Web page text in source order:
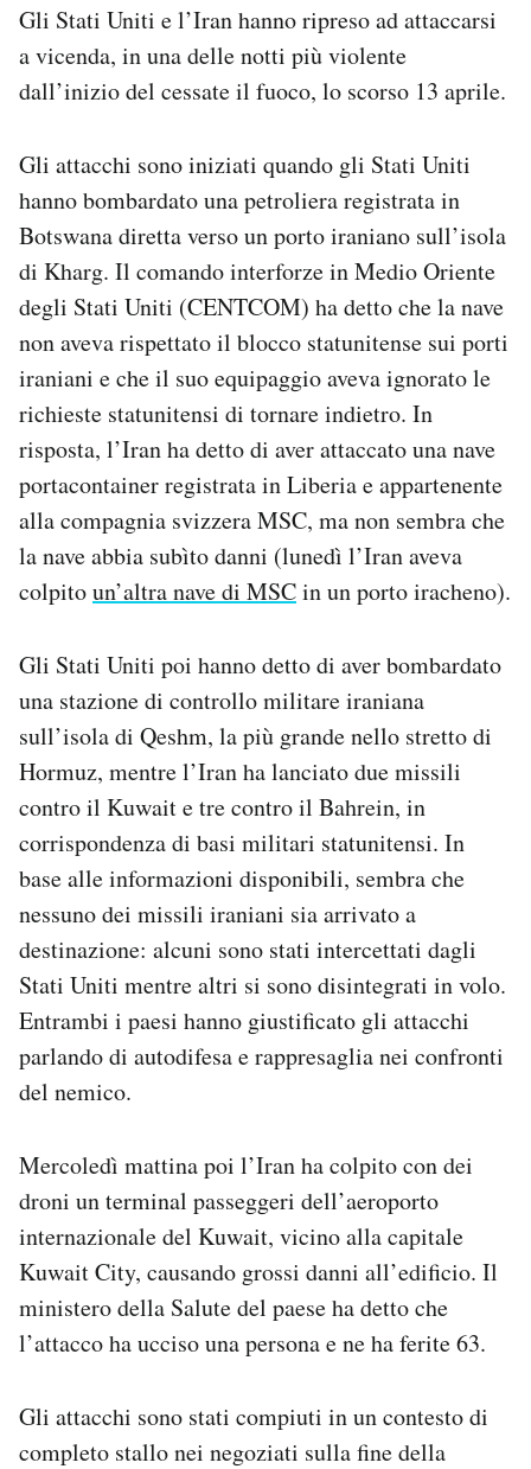
Area Personale
Notifiche mobile
Regala il Post
Esci
Gli Stati Uniti e l’Iran hanno ripreso ad attaccarsi
a vicenda, in una delle notti più violente
dall’inizio del cessate il fuoco, lo scorso 13 aprile.
Gli attacchi sono iniziati quando gli Stati Uniti
hanno bombardato una petroliera registrata in
Botswana diretta verso un porto iraniano sull’isola
di Kharg. Il comando interforze in Medio Oriente
degli Stati Uniti (CENTCOM) ha detto che la nave
non aveva rispettato il blocco statunitense sui porti
iraniani e che il suo equipaggio aveva ignorato le
richieste statunitensi di tornare indietro. In
risposta, l’Iran ha detto di aver attaccato una nave
portacontainer registrata in Liberia e appartenente
alla compagnia svizzera MSC, ma non sembra che
la nave abbia subìto danni (lunedì l’Iran aveva
colpitoun’altra nave di MSCin un porto iracheno).
Gli Stati Uniti poi hanno detto di aver bombardato
una stazione di controllo militare iraniana
sull’isola di Qeshm, la più grande nello stretto di
Hormuz, mentre l’Iran ha lanciato due missili
contro il Kuwait e tre contro il Bahrein, in
corrispondenza di basi militari statunitensi. In
base alle informazioni disponibili, sembra che
nessuno dei missili iraniani sia arrivato a
destinazione: alcuni sono stati intercettati dagli
Stati Uniti mentre altri si sono disintegrati in volo.
Entrambi i paesi hanno giustificato gli attacchi
parlando di autodifesa e rappresaglia nei confronti
del nemico.
Mercoledì mattina poi l’Iran ha colpito con dei
droni un terminal passeggeri dell’aeroporto
internazionale del Kuwait, vicino alla capitale
Kuwait City, causando grossi danni all’edificio. Il
ministero della Salute del paese ha detto che
l’attacco ha ucciso una persona e ne ha ferite 63.
Gli attacchi sono stati compiuti in un contesto di
completo stallo nei negoziati sulla fine della